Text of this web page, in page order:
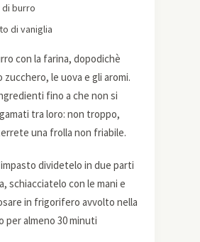
di burro
di vaniglia
con la farina, dopodichè
le uova e gli aromi.
fino a che non si
tra loro: non troppo,
una frolla non friabile.
dividetelo in due parti
schiacciatelo con le mani e
in frigorifero avvolto nella
per almeno 30 minuti